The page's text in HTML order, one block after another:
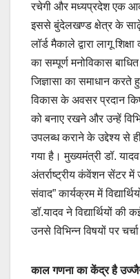
रचेगी और मध्यप्रदेश एक
इससे बुंदेलखण्ड क्षेत्र के साढ़े
लॉर्ड मैकाले द्वारा लागू
का सम्पूर्ण मनोविकास बाधित
जिज्ञासा का समाधान करते
विकास के अवसर प्रदान किए
को बनाए रखने और उन्हें
उपलब्ध कराने के उद्देश्य से
गया है। मुख्यमंत्री डॉ.
अंतर्राष्ट्रीय कंवेंशन सेंटर में
संवाद” कार्यक्रम में
डॉ.यादव ने विद्यार्थियों की
उनसे विभिन्न विषयों पर
काल गणना का केंद्र है